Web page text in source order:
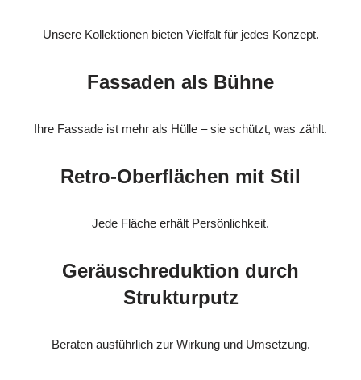
Unsere Kollektionen bieten Vielfalt für jedes Konzept.
Fassaden als Bühne
Ihre Fassade ist mehr als Hülle – sie schützt, was zählt.
Retro-Oberflächen mit Stil
Jede Fläche erhält Persönlichkeit.
Geräuschreduktion durch
Strukturputz
Beraten ausführlich zur Wirkung und Umsetzung.